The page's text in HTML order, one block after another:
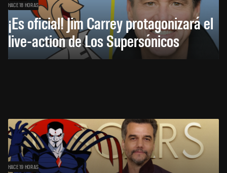
HACE 18 HORAS
¡Es oficial! Jim Carrey protagonizará el
live-action de Los Supersónicos
HACE 19 HORAS